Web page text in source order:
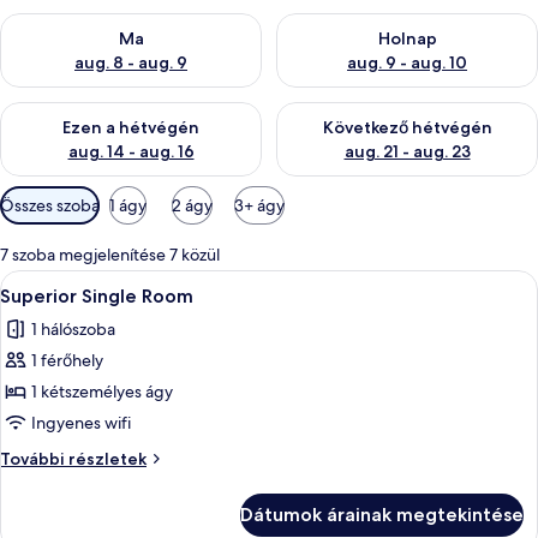
Ma
aug. 8 - aug. 9
A ma esti rendelkezésre állás ellenőrzése: aug. 8 - aug. 9
Holnap
aug. 9 - aug. 10
A holnapi rendelkezésre állás
Ezen a hétvégén
aug. 14 - aug. 16
A mostani hétvégi rendelkezésre állás ellenőrzése: aug. 14 -
Következő hétvégén
aug. 21 - aug. 23
A következő hétvégi
Szobákhoz
rendelkezésre
álló
szűrők
Összes szoba 1 ágy 2 ágy 3+ ágy
7 szoba megjelenítése 7 közül
A
következő
szoba
összes
képének
megtekintése:
Superior
Single
Egy hálószoba, amelyben van egy
4
Superior Single Room
1 hálószoba
1 férőhely
1 kétszemélyes ágy
Ingyenes wifi
További részletek
Superior
Dátumok árainak megtekintése